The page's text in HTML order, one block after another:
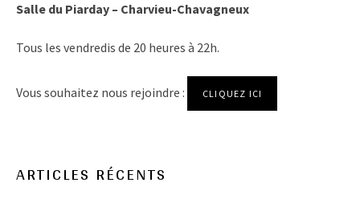
Salle du Piarday – Charvieu-Chavagneux
Tous les vendredis de 20 heures à 22h.
Vous souhaitez nous rejoindre : CLIQUEZ ICI
ARTICLES RÉCENTS